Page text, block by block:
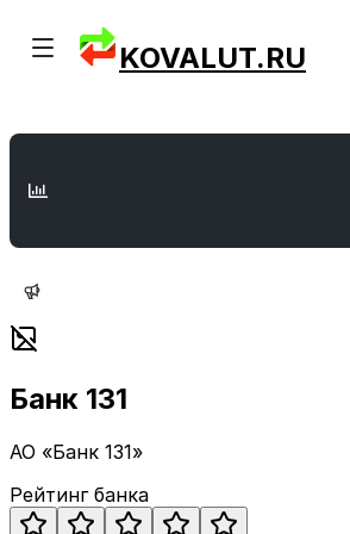
KOVALUT.RU
Банк 131
АО «Банк 131»
Рейтинг банка